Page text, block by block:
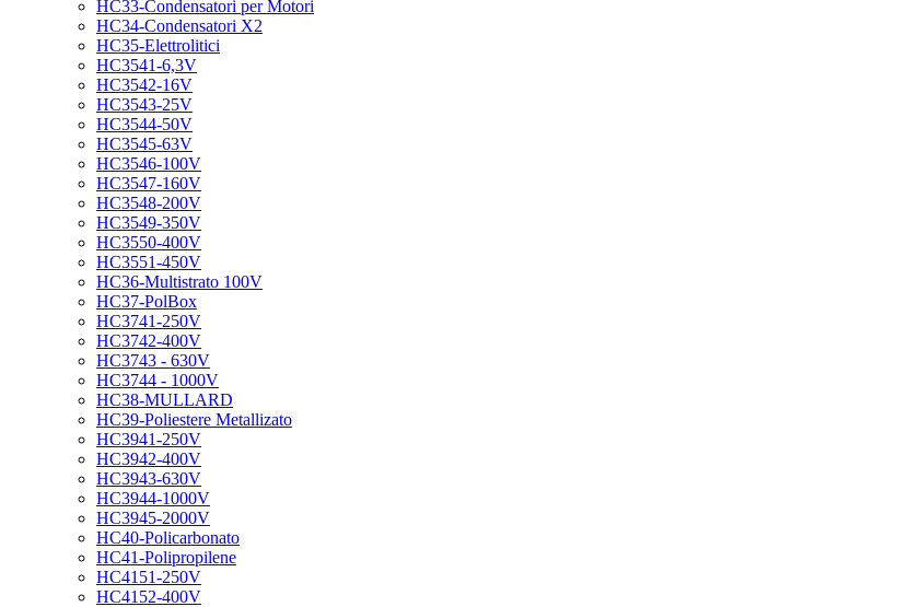
HC33-Condensatori per Motori
HC34-Condensatori X2
HC35-Elettrolitici
HC3541-6,3V
HC3542-16V
HC3543-25V
HC3544-50V
HC3545-63V
HC3546-100V
HC3547-160V
HC3548-200V
HC3549-350V
HC3550-400V
HC3551-450V
HC36-Multistrato 100V
HC37-PolBox
HC3741-250V
HC3742-400V
HC3743 - 630V
HC3744 - 1000V
HC38-MULLARD
HC39-Poliestere Metallizato
HC3941-250V
HC3942-400V
HC3943-630V
HC3944-1000V
HC3945-2000V
HC40-Policarbonato
HC41-Polipropilene
HC4151-250V
HC4152-400V